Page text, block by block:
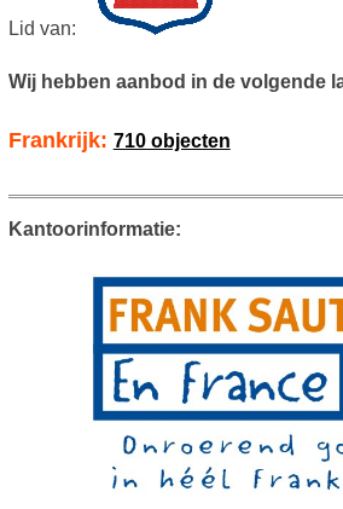
Lid van:
Wij hebben aanbod in de volgende
Frankrijk: 710 objecten
Kantoorinformatie: